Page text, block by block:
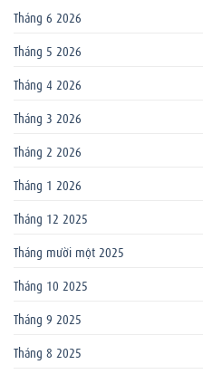
Tháng 6 2026
Tháng 5 2026
Tháng 4 2026
Tháng 3 2026
Tháng 2 2026
Tháng 1 2026
Tháng 12 2025
Tháng mười một 2025
Tháng 10 2025
Tháng 9 2025
Tháng 8 2025